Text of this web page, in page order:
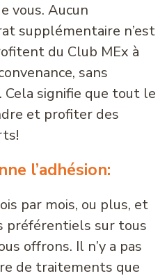
vous. Aucun
supplémentaire n’est
du Club MEx à
sans
signifie que tout le
et profiter des
l’adhésion:
par mois, ou plus, et
préférentiels sur tous
offrons. Il n’y a pas
de traitements que